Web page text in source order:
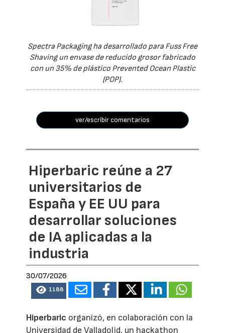
Spectra Packaging ha desarrollado para Fuss Free
Shaving un envase de reducido grosor fabricado
con un 35% de plástico Prevented Ocean Plastic
(POP).
ver/escribir comentarios
Hiperbaric reúne a 27
universitarios de
España y EE UU para
desarrollar soluciones
de IA aplicadas a la
industria
30/07/2026
1188
Hiperbaric organizó, en colaboración con la
Universidad de Valladolid, un hackathon